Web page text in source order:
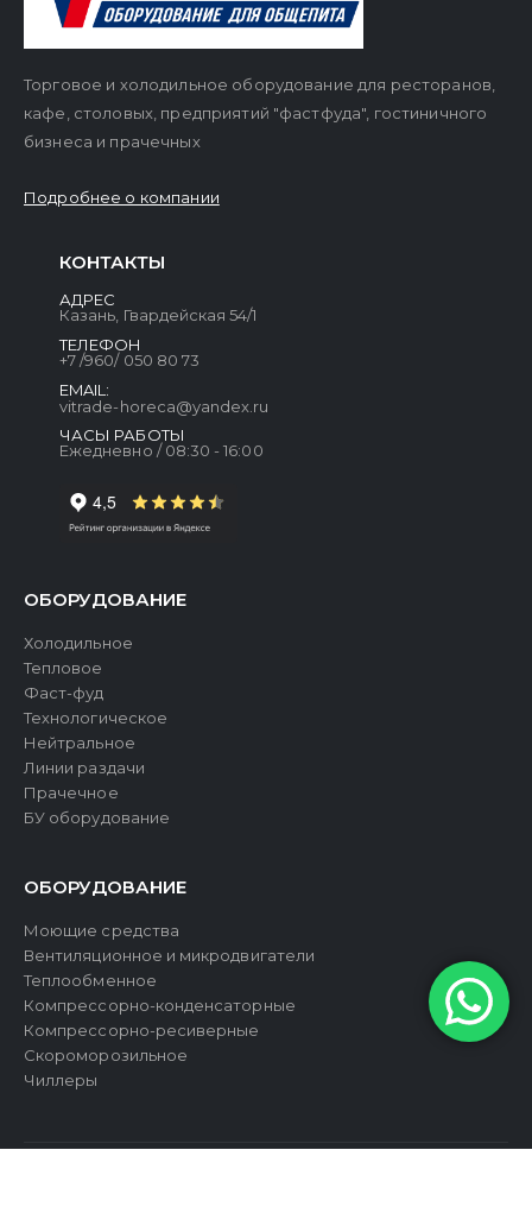
Торговое и холодильное оборудование для ресторанов,
кафе, столовых, предприятий "фастфуда", гостиничного
бизнеса и прачечных
Подробнее о компании
КОНТАКТЫ
АДРЕС
Казань, Гвардейская 54/1
ТЕЛЕФОН
+7 /960/ 050 80 73
EMAIL:
vitrade-horeca@yandex.ru
ЧАСЫ РАБОТЫ
Ежедневно / 08:30 - 16:00
ОБОРУДОВАНИЕ
Холодильное
Тепловое
Фаст-фуд
Технологическое
Нейтральное
Линии раздачи
Прачечное
БУ оборудование
ОБОРУДОВАНИЕ
Моющие средства
Вентиляционное и микродвигатели
Теплообменное
Компрессорно-конденсаторные
Компрессорно-ресиверные
Скороморозильное
Чиллеры